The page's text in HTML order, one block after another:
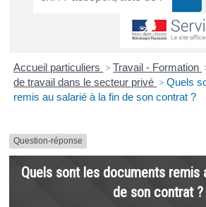
Accueil particuliers > Travail - Formation
de travail dans le secteur privé > Quels
remis au salarié à la fin de son contrat ?
Question-réponse
Quels sont les documents remis
de son contrat ?